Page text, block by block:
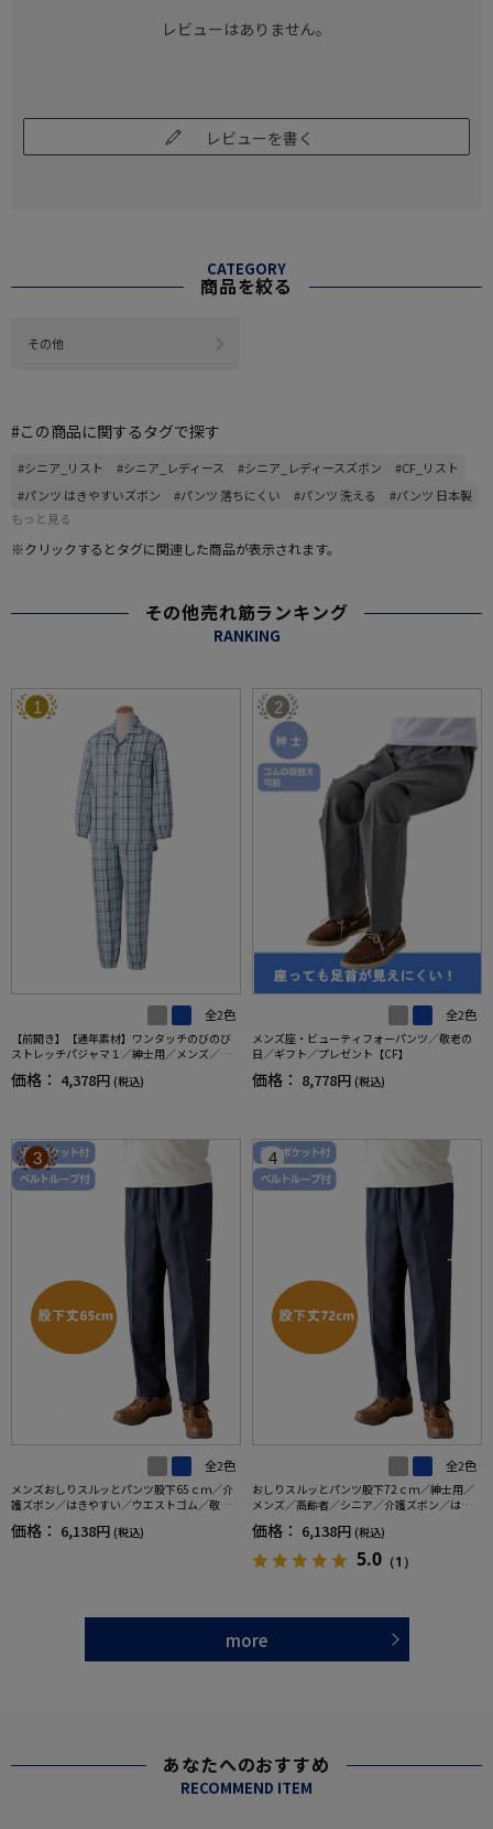
レビューはありません。
レビューを書く
CATEGORY
商品を絞る
その他
#この商品に関するタグで探す
#シニア_リスト #シニア_レディース #シニア_レディースズボン
#CF_リスト
#パンツ はきやすいズボン
#パンツ 落ちにくい #パンツ 洗える
#パンツ 日本製
もっと見る
※クリックするとタグに関連した商品が表示されます。
その他売れ筋ランキング
RANKING
1
全2色
【前開き】【通年素材】ワンタッチのびのび
ストレッチパジャマ１／紳士用／メンズ／高
齢者／シニア／名前記入欄付／後ろ長め／ギ
フト／プレゼント【CF】
価格： 4,378円 (税込)
2
全2色
メンズ座・ビューティフォーパンツ／敬老の
日／ギフト／プレゼント【CF】
価格： 8,778円 (税込)
3
全2色
メンズおしりスルッとパンツ股下65ｃｍ／介
護ズボン／はきやすい／ウエストゴム／敬老
の日／ギフト／プレゼント【CF】
価格： 6,138円 (税込)
4
全2色
おしりスルッとパンツ股下72ｃｍ／紳士用／
メンズ／高齢者／シニア／介護ズボン／はき
やすい／ウエストゴム／敬老の日／ギフト／
プレゼント【CF】
価格： 6,138円 (税込)
5.0 （1）
more
あなたへのおすすめ
RECOMMEND ITEM